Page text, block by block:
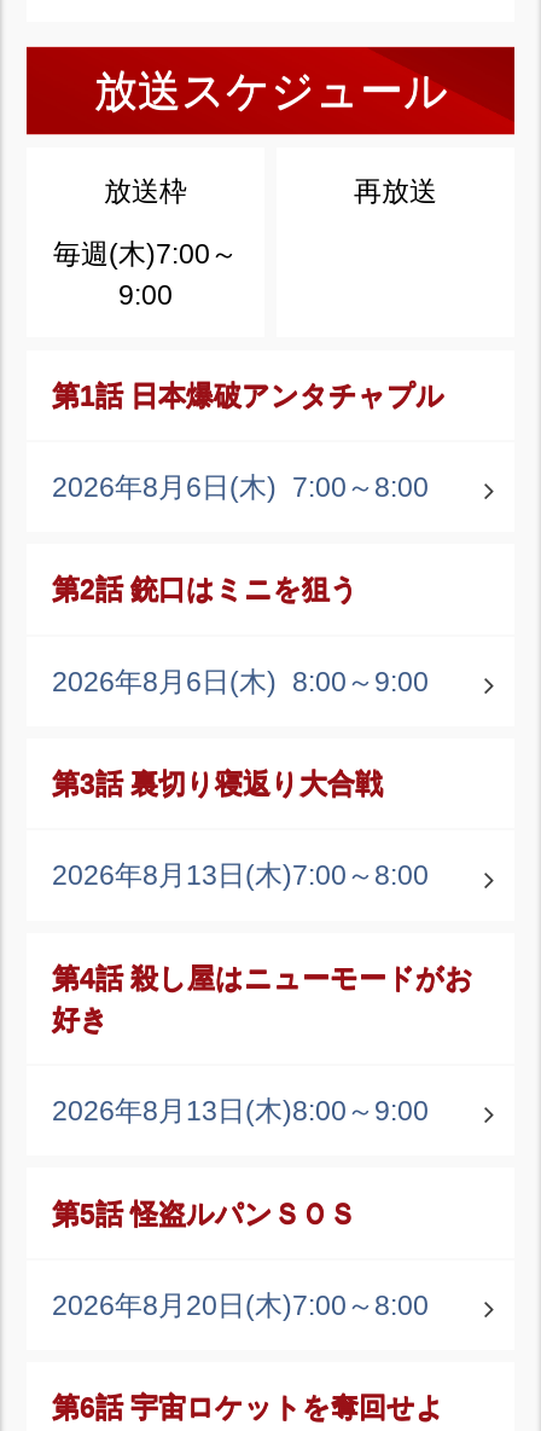
放送スケジュール
放送枠
毎週(木)7:00～
9:00
再放送
第1話 日本爆破アンタチャプル
2026年8月6日(木) 7:00～8:00
第2話 銃口はミニを狙う
2026年8月6日(木) 8:00～9:00
第3話 裏切り寝返り大合戦
2026年8月13日(木)7:00～8:00
第4話 殺し屋はニューモードがお
好き
2026年8月13日(木)8:00～9:00
第5話 怪盗ルパンＳＯＳ
2026年8月20日(木)7:00～8:00
第6話 宇宙ロケットを奪回せよ